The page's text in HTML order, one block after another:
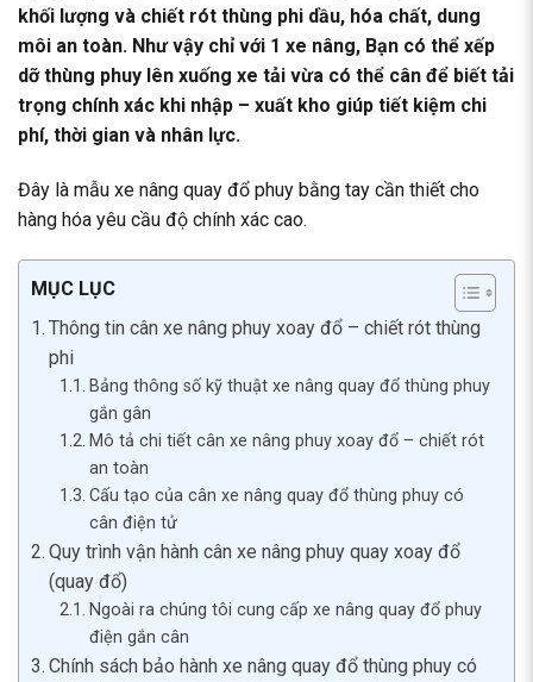
khối lượng và chiết rót thùng phi dầu, hóa chất, dung
môi an toàn. Như vậy chỉ với 1 xe nâng, Bạn có thể xếp
dỡ thùng phuy lên xuống xe tải vừa có thể cân để biết tải
trọng chính xác khi nhập – xuất kho giúp tiết kiệm chi
phí, thời gian và nhân lực.
Đây là mẫu xe nâng quay đổ phuy bằng tay cần thiết cho
hàng hóa yêu cầu độ chính xác cao.
MỤC LỤC
Thông tin cân xe nâng phuy xoay đổ – chiết rót thùng
phi
Bảng thông số kỹ thuật xe nâng quay đổ thùng phuy
gắn gân
Mô tả chi tiết cân xe nâng phuy xoay đổ – chiết rót
an toàn
Cấu tạo của cân xe nâng quay đổ thùng phuy có
cân điện tử
Quy trình vận hành cân xe nâng phuy quay xoay đổ
(quay đổ)
Ngoài ra chúng tôi cung cấp xe nâng quay đổ phuy
điện gắn cân
Chính sách bảo hành xe nâng quay đổ thùng phuy có